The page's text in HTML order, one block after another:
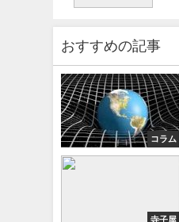
おすすめの記事
コラム
寺子屋